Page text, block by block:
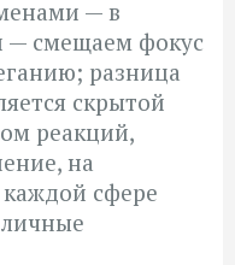
— в
— смещаем фокус
разница
скрытой
реакций,
на
сфере